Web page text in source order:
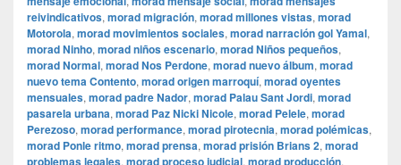
reivindicativos, morad migración, morad millones vistas, morad
Motorola, morad movimientos sociales, morad narración gol Yamal,
morad Ninho, morad niños escenario, morad Niños pequeños,
morad Normal, morad Nos Perdone, morad nuevo álbum, morad
nuevo tema Contento, morad origen marroquí, morad oyentes
mensuales, morad padre Nador, morad Palau Sant Jordi, morad
pasarela urbana, morad Paz Nicki Nicole, morad Pelele, morad
Perezoso, morad performance, morad pirotecnia, morad polémicas,
morad Ponle ritmo, morad prensa, morad prisión Brians 2, morad
problemas legales, morad proceso judicial, morad producción,